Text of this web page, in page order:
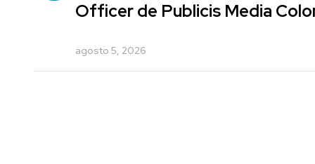
Officer de Publicis Media
agosto 5, 2026